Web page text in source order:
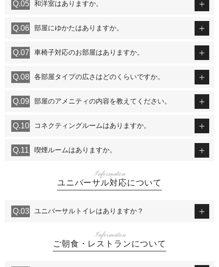
和洋室はありますか。
部屋にゆかたはありますか。
車椅子対応のお部屋はありますか。
各部屋タイプの広さはどのくらいですか。
部屋のアメニティの内容を教えてください。
コネクティングルームはありますか。
喫煙ルームはありますか。
Information
ユニバーサル対応について
ユニバーサルトイレはありますか？
Information
ご朝食・レストランについて